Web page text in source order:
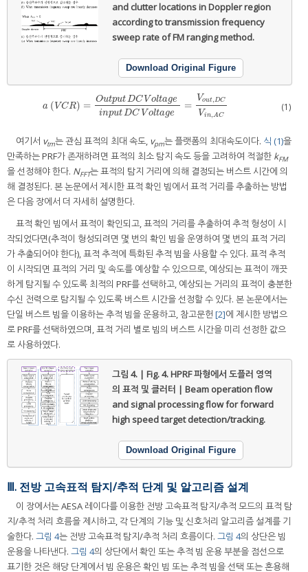
and clutter locations in Doppler region
according to transmission frequency
sweep rate of FM ranging method.
Download Original Figure
a ( V CR) =
Output DC V oltage
inputDC V oltage
=
Vout,DC
Vin,AC
a( VCR)=Outp utDCVoltageinputDCV olt age=Vout (1)
여기서 vtm는 관심 표적의 최대 속도, vpm는 플랫폼의 최대속도이다. 식 (1)을
만족하는 PRF가 존재하려면 표적의 최소 탐지 속도 등을 고려하여 적절한 kFM
을 선정해야 한다. NFFT는 표적의 탐지 거리에 의해 결정되는 버스트 시간에 의
해 결정된다. 본 논문에서 제시한 표적 확인 빔에서 표적 거리를 추출하는 방법
은 다음 장에서 더 자세히 설명한다.
표적 확인 빔에서 표적이 확인되고, 표적의 거리를 추출하여 추적 형성이 시
작되었다면(추적이 형성되려면 몇 번의 확인 빔을 운영하여 몇 번의 표적 거리
가 추출되어야 한다), 표적 추적에 특화된 추적 빔을 사용할 수 있다. 표적 추적
이 시작되면 표적의 거리 및 속도를 예상할 수 있으므로, 예상되는 표적이 깨끗
하게 탐지될 수 있도록 최적의 PRF를 선택하고, 예상되는 거리의 표적이 충분한
수신 전력으로 탐지될 수 있도록 버스트 시간을 선정할 수 있다. 본 논문에서는
단일 버스트 빔을 이용하는 추적 빔을 운용하고, 참고문헌 [2]에 제시한 방법으
로 PRF를 선택하였으며, 표적 거리 별로 빔의 버스트 시간을 미리 선정한 값으
로 사용하였다.
그림 4. | Fig. 4.HPRF 파형에서 도플러 영역
의 표적 및 클러터 | Beam operation flow
and signal processing flow for forward
high speed target detection/tracking.
Download Original Figure
Ⅲ. 전방 고속표적 탐지/추적 단계 및 알고리즘 설계
이 장에서는 AESA 레이다를 이용한 전방 고속표적 탐지/추적 모드의 표적 탐
지/추적 처리 흐름을 제시하고, 각 단계의 기능 및 신호처리 알고리즘 설계를 기
술한다. 그림 4는 전방 고속표적 탐지/추적 처리 흐름이다. 그림 4의 상단은 빔
운용을 나타낸다. 그림 4의 상단에서 확인 또는 추적 빔 운용 부분을 점선으로
표기한 것은 해당 단계에서 빔 운용은 확인 빔 또는 추적 빔을 선택 또는 혼용해